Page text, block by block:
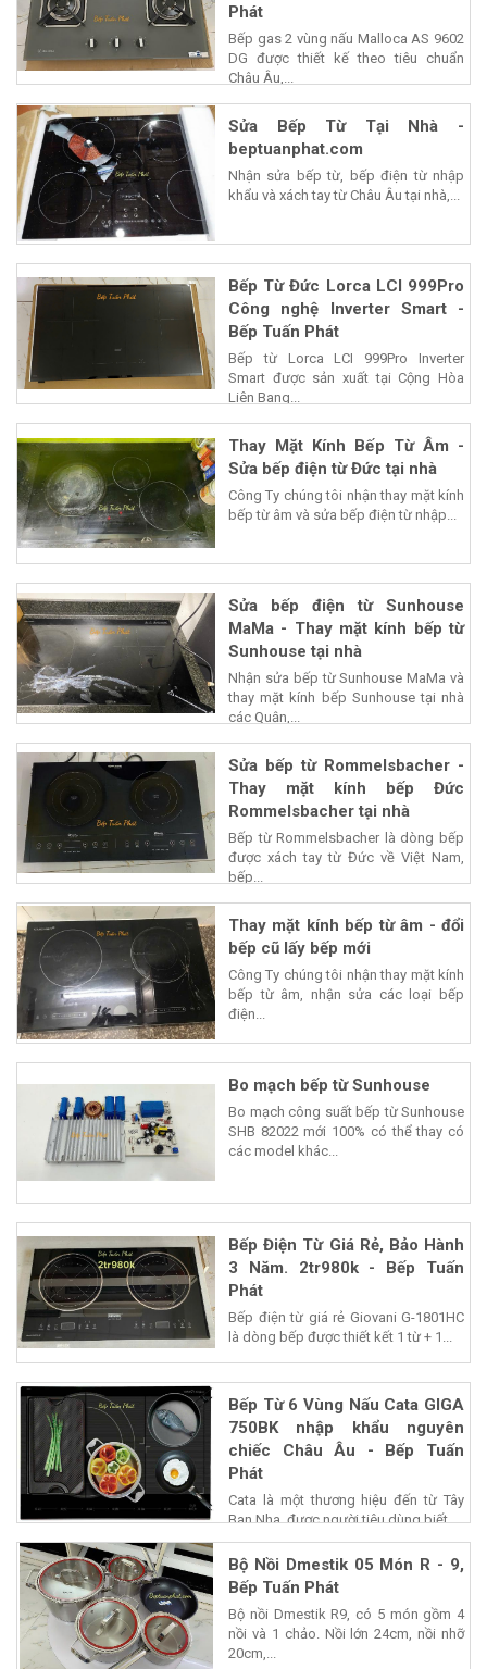
Phát
Bếp gas 2 vùng nấu Malloca AS 9602
DG được thiết kế theo tiêu chuẩn
Châu Âu,...
Sửa Bếp Từ Tại Nhà -
beptuanphat.com
Nhận sửa bếp từ, bếp điện từ nhập
khẩu và xách tay từ Châu Âu tại nhà,...
Bếp Từ Đức Lorca LCI 999Pro
Công nghệ Inverter Smart -
Bếp Tuấn Phát
Bếp từ Lorca LCI 999Pro Inverter
Smart được sản xuất tại Cộng Hòa
Liên Bang...
Thay Mặt Kính Bếp Từ Âm -
Sửa bếp điện từ Đức tại nhà
Công Ty chúng tôi nhận thay mặt kính
bếp từ âm và sửa bếp điện từ nhập...
Sửa bếp điện từ Sunhouse
MaMa - Thay mặt kính bếp từ
Sunhouse tại nhà
Nhận sửa bếp từ Sunhouse MaMa và
thay mặt kính bếp Sunhouse tại nhà
các Quận,...
Sửa bếp từ Rommelsbacher -
Thay mặt kính bếp Đức
Rommelsbacher tại nhà
Bếp từ Rommelsbacher là dòng bếp
được xách tay từ Đức về Việt Nam,
bếp...
Thay mặt kính bếp từ âm - đổi
bếp cũ lấy bếp mới
Công Ty chúng tôi nhận thay mặt kính
bếp từ âm, nhận sửa các loại bếp
điện...
Bo mạch bếp từ Sunhouse
Bo mạch công suất bếp từ Sunhouse
SHB 82022 mới 100% có thể thay có
các model khác...
Bếp Điện Từ Giá Rẻ, Bảo Hành
3 Năm. 2tr980k - Bếp Tuấn
Phát
Bếp điện từ giá rẻ Giovani G-1801HC
là dòng bếp được thiết kết 1 từ + 1...
Bếp Từ 6 Vùng Nấu Cata GIGA
750BK nhập khẩu nguyên
chiếc Châu Âu - Bếp Tuấn
Phát
Cata là một thương hiệu đến từ Tây
Ban Nha, được người tiêu dùng biết...
Bộ Nồi Dmestik 05 Món R - 9,
Bếp Tuấn Phát
Bộ nồi Dmestik R9, có 5 món gồm 4
nồi và 1 chảo. Nồi lớn 24cm, nồi nhỡ
20cm,...